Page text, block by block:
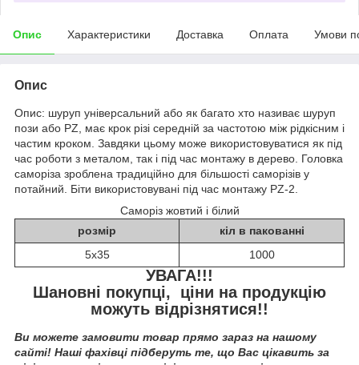
Опис Характеристики Доставка Оплата Умови
Опис
Опис: шуруп універсальний або як багато хто називає шуруп
пози або PZ, має крок різі середній за частотою між рідкісним і
частим кроком. Завдяки цьому може використовуватися як під
час роботи з металом, так і під час монтажу в дерево. Головка
саморіза зроблена традиційно для більшості саморізів у
потайний. Біти використовувані під час монтажу PZ-2.
розмір кіл в пакованні
Саморіз жовтий і білий
5х35 1000
УВАГА!!!
Шановні покупці, ціни на продукцію
можуть відрізнятися!!
Ви можете замовити товар прямо зараз на нашому
сайті! Наші фахівці підберуть те, що Вас цікавить за